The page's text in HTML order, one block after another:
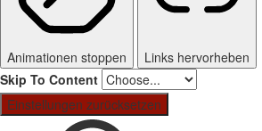
Animationen stoppen
Links hervorheben
Skip To Content
Einstellungen zurücksetzen